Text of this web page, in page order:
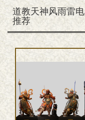
道教天神风雨雷
推荐